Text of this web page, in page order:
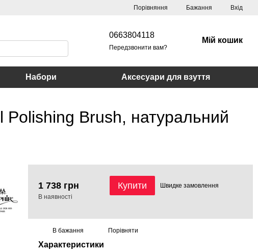
Порівняння Бажання Вхід
0663804118
Передзвонити вам?
Мій кошик
Набори Аксесуари для взуття
Polishing Brush, натуральний
1 738 грн
В наявності
Купити Швидкезамовлення
В бажання Порівняти
Характеристики